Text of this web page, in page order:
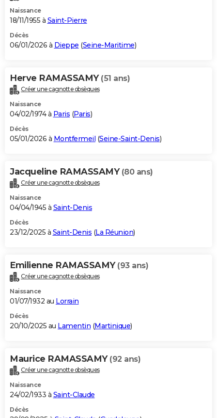
Naissance
18/11/1955 à Saint-Pierre
Décès
06/01/2026 à Dieppe (Seine-Maritime)
Herve RAMASSAMY (51 ans)
Créer une cagnotte obsèques
Naissance
04/02/1974 à Paris (Paris)
Décès
05/01/2026 à Montfermeil (Seine-Saint-Denis)
Jacqueline RAMASSAMY (80 ans)
Créer une cagnotte obsèques
Naissance
04/04/1945 à Saint-Denis
Décès
23/12/2025 à Saint-Denis (La Réunion)
Emilienne RAMASSAMY (93 ans)
Créer une cagnotte obsèques
Naissance
01/07/1932 au Lorrain
Décès
20/10/2025 au Lamentin (Martinique)
Maurice RAMASSAMY (92 ans)
Créer une cagnotte obsèques
Naissance
24/02/1933 à Saint-Claude
Décès